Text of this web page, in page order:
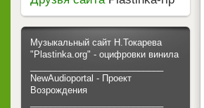
Музыкальный сайт Н.Токарева
"Plastinka.org" - оцифровки винила
NewAudioportal - Проект
Возрождения